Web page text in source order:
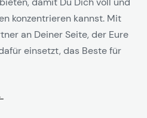
konzentrieren kannst. Mit
an Deiner Seite, der Eure
einsetzt, das Beste für